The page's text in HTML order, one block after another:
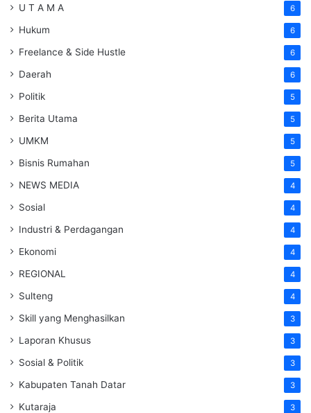
U T A M A 6
Hukum 6
Freelance & Side Hustle 6
Daerah 6
Politik 5
Berita Utama 5
UMKM 5
Bisnis Rumahan 5
NEWS MEDIA 4
Sosial 4
Industri & Perdagangan 4
Ekonomi 4
REGIONAL 4
Sulteng 4
Skill yang Menghasilkan 3
Laporan Khusus 3
Sosial & Politik 3
Kabupaten Tanah Datar 3
Kutaraja 3